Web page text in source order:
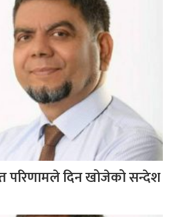
परिणामले दिन खोजेको सन्देश